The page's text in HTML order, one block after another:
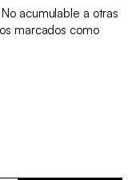
acumulable a otras
marcados como